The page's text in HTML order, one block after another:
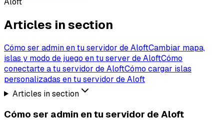
Articles in section
Cómo ser admin en tu servidor de AloftCambiar mapa,
islas y modo de juego en tu server de AloftCómo
conectarte a tu servidor de AloftCómo cargar islas
personalizadas en tu servidor de Aloft
Articles in section
Cómo ser admin en tu servidor de Aloft